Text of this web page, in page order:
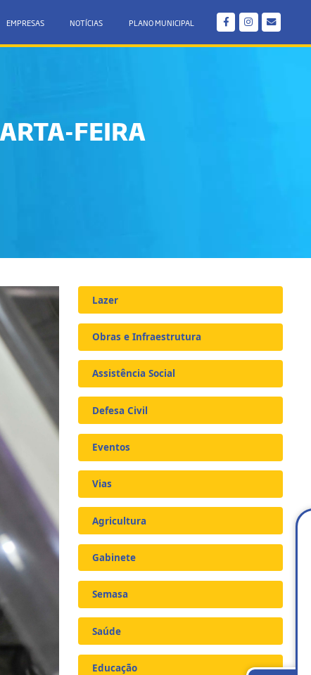
EMPRESAS NOTÍCIAS PLANO MUNICIPAL
FEIRA
Lazer
Obras e Infraestrutura
Assistência Social
Defesa Civil
Eventos
Vias
Agricultura
Gabinete
Semasa
Saúde
Educação